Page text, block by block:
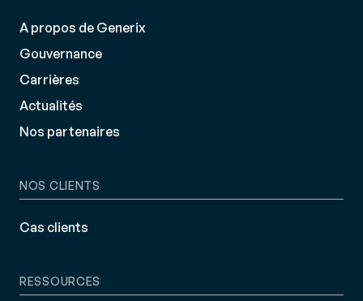
A propos de Generix
Gouvernance
Carrières
Actualités
Nos partenaires
NOS CLIENTS
Cas clients
RESSOURCES